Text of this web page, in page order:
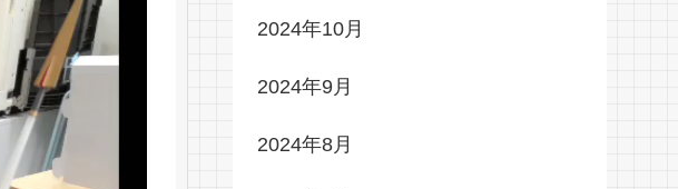
2024年10月
2024年9月
2024年8月